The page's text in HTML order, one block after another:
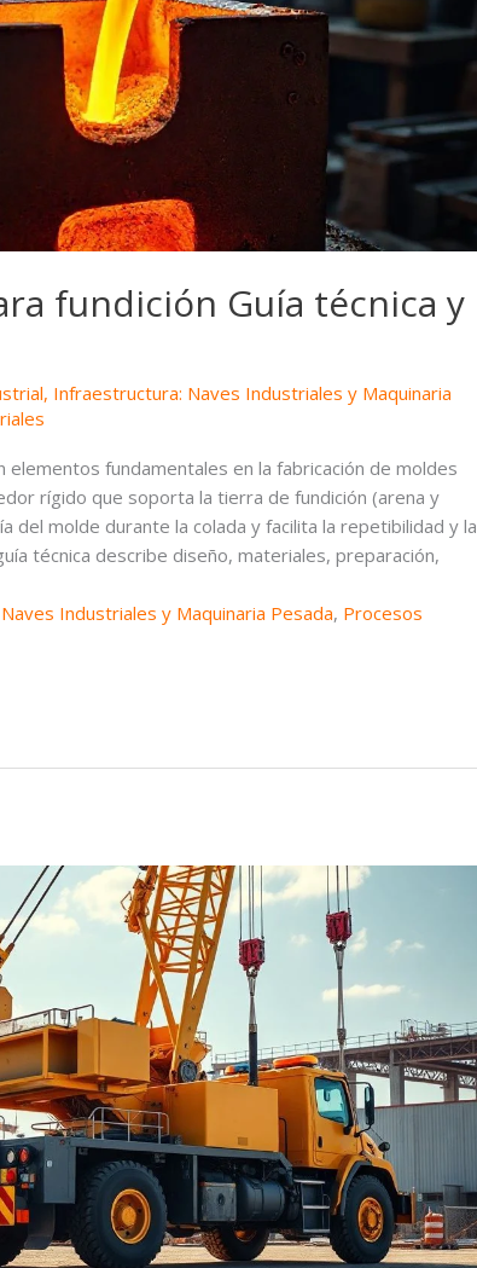
fundición Guía técnica y
, Infraestructura: Naves Industriales y Maquinaria
elementos fundamentales en la fabricación de moldes
rígido que soporta la tierra de fundición (arena y
del molde durante la colada y facilita la repetibilidad y la
técnica describe diseño, materiales, preparación,
Industriales y Maquinaria Pesada, Procesos